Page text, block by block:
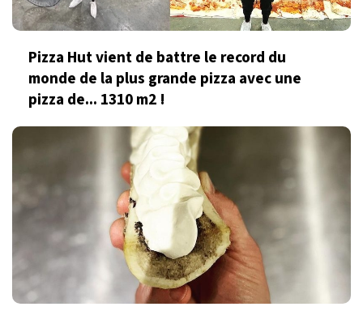
Pizza Hut vient de battre le record du
monde de la plus grande pizza avec une
pizza de... 1310 m2 !